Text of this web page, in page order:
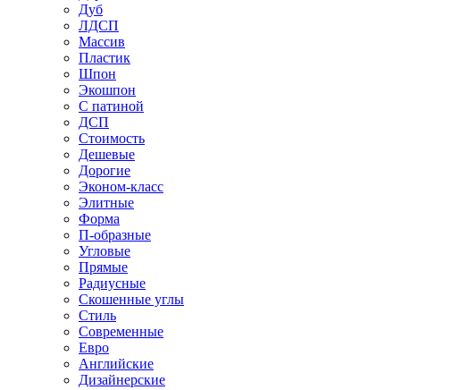
Дуб
ЛДСП
Массив
Пластик
Шпон
Экошпон
С патиной
ДСП
Стоимость
Дешевые
Дорогие
Эконом-класс
Элитные
Форма
П-образные
Угловые
Прямые
Радиусные
Скошенные углы
Стиль
Современные
Евро
Английские
Дизайнерские